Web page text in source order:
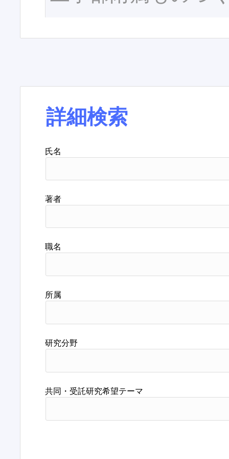
詳細検索
氏名
著者
職名
所属
研究分野
共同・受託研究希望テーマ